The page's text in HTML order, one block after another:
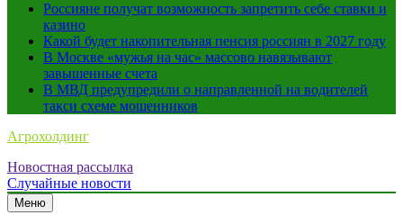
Россияне получат возможность запретить себе ставки и
казино
Какой будет накопительная пенсия россиян в 2027 году
В Москве «мужья на час» массово навязывают
завышенные счета
В МВД предупредили о направленной на водителей
такси схеме мошенников
Агрохолдинг
Новостная рассылка
Случайные новости
Меню